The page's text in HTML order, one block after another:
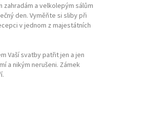
a velkolepým sálům
den. Vyměňte si sliby při
v jednom z majestátních
Vaší svatby patřit jen a jen
a nikým nerušeni. Zámek